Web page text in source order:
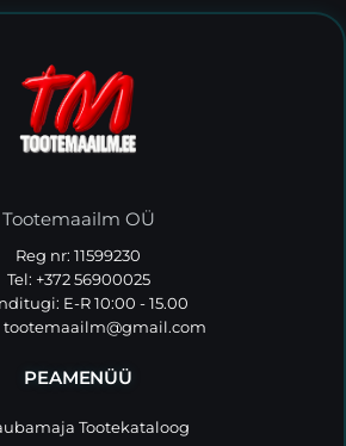
Tootemaailm OÜ
Reg nr: 11599230
Tel: +372 56900025
E-R 10:00 - 15.00
tootemaailm@gmail.com
PEAMENÜÜ
Tootekataloog